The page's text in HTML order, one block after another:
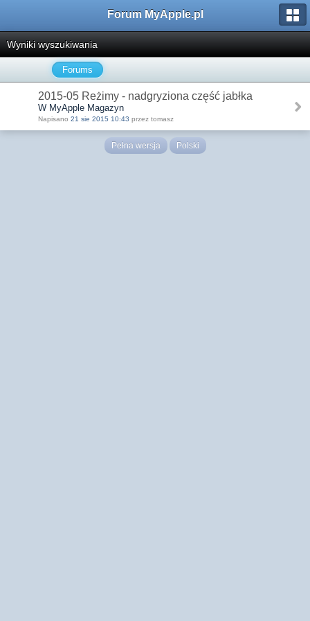
Forum MyApple.pl
Wyniki wyszukiwania
Forums
2015-05 Reżimy - nadgryziona część jabłka
W MyApple Magazyn
Napisano 21 sie 2015 10:43 przez tomasz
Pełna wersja Polski